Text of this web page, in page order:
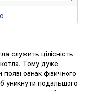
служить цілісність
котла. Тому дуже
ознак фізичного
уникнути подальшого